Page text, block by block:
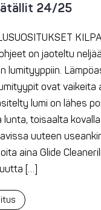
24/25
on jaoteltu
lumityyppiin.
ovat vaikeita
lumi on lähes
lunta, toisaalta
uuteen
aina Glide
[…]